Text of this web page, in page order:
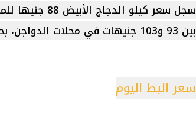
سجل سعر كيلو
بين 93 و103 جنيهات في محلات الدواجن، بحسب المنطقة السكنية.
سعر البط اليوم